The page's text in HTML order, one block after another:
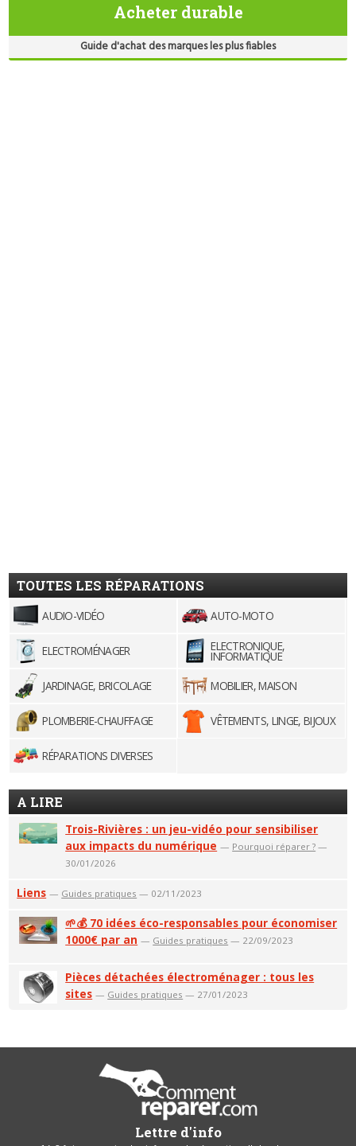
Acheter durable
Guide d'achat des marques les plus fiables
TOUTES LES RÉPARATIONS
AUDIO-VIDÉO AUTO-MOTO
ELECTROMÉNAGER ELECTRONIQUE,
INFORMATIQUE
JARDINAGE, BRICOLAGE
MOBILIER, MAISON
PLOMBERIE-CHAUFFAGE VÊTEMENTS, LINGE, BIJOUX
RÉPARATIONS DIVERSES
A LIRE
Trois-Rivières : un jeu-vidéo pour sensibiliser
aux impacts du numérique — Pourquoi réparer ? —
30/01/2026
Liens — Guides pratiques — 02/11/2023
🌱💰 70 idées éco-responsables pour économiser
1000€ par an — Guides pratiques — 22/09/2023
Pièces détachées électroménager : tous les
sites — Guides pratiques — 27/01/2023
Lettre d'info